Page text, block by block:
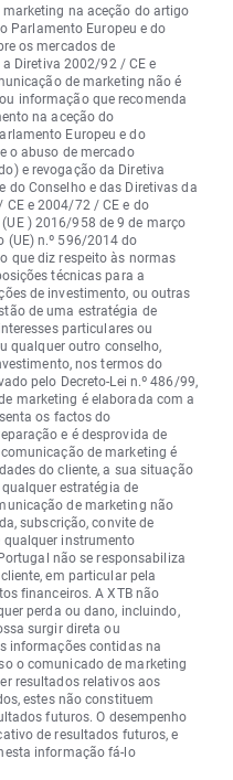
na aceção do artigo
Parlamento Europeu e do
os mercados de
Diretiva 2002/92 / CE e
de marketing não é
informação que recomenda
na aceção do
Europeu e do
o abuso de mercado
e revogação da Diretiva
do Conselho e das Diretivas da
e 2004/72 / CE e do
) 2016/958 de 9 de março
(UE) n.º 596/2014 do
que diz respeito às normas
técnicas para a
de investimento, ou outras
de uma estratégia de
particulares ou
qualquer outro conselho,
nos termos do
pelo Decreto-Lei n.º 486/99,
marketing é elaborada com a
os factos do
e é desprovida de
de marketing é
do cliente, a sua situação
estratégia de
de marketing não
subscrição, convite de
instrumento
não se responsabiliza
em particular pela
financeiros. A XTB não
perda ou dano, incluindo,
surgir direta ou
informações contidas na
o comunicado de marketing
resultados relativos aos
estes não constituem
futuros. O desempenho
de resultados futuros, e
informação fá-lo